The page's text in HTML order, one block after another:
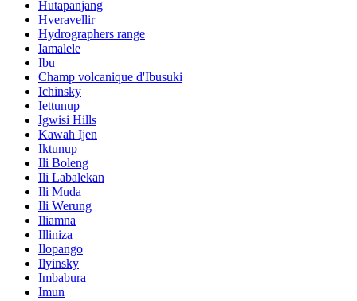
Hutapanjang
Hveravellir
Hydrographers range
Iamalele
Ibu
Champ volcanique d'Ibusuki
Ichinsky
Iettunup
Igwisi Hills
Kawah Ijen
Iktunup
Ili Boleng
Ili Labalekan
Ili Muda
Ili Werung
Iliamna
Illiniza
Ilopango
Ilyinsky
Imbabura
Imun